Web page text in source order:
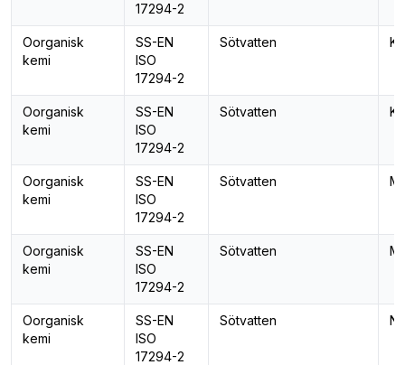
17294-2
Oorganisk
kemi
SS-EN
ISO
17294-2
Sötvatten
Oorganisk
kemi
SS-EN
ISO
17294-2
Sötvatten
Oorganisk
kemi
SS-EN
ISO
17294-2
Sötvatten
Oorganisk
kemi
SS-EN
ISO
17294-2
Sötvatten
Oorganisk
kemi
SS-EN
ISO
17294-2
Sötvatten